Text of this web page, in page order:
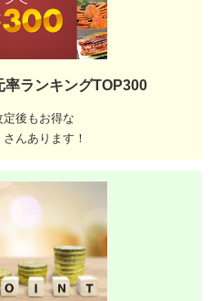
率ランキングTOP300
後もお得な
んあります！